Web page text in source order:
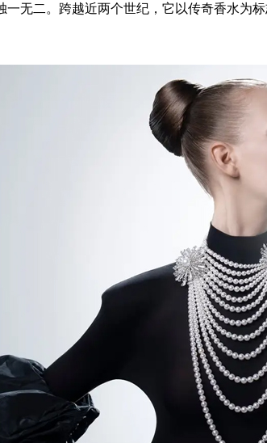
一无二。跨越近两个世纪，它以传奇香水为